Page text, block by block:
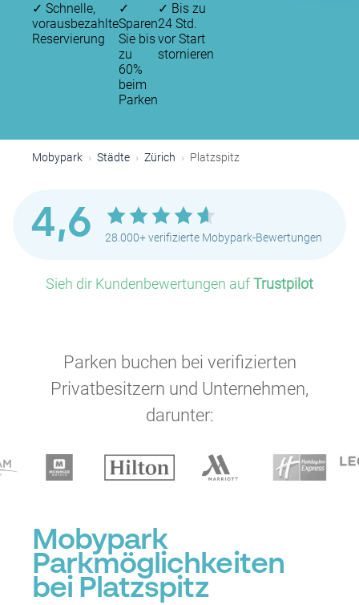
✓ Schnelle,
vorausbezahlte
Reservierung
✓
Sparen
Sie bis
zu
60%
beim
Parken
✓ Bis zu
24 Std.
vor Start
stornieren
Mobypark Städte Zürich Platzspitz
4,6 28.000+ verifizierte Mobypark-Bewertungen
Sieh dir Kundenbewertungen aufTrustpilot
Parken buchen bei verifizierten
Privatbesitzern und Unternehmen,
darunter:
Mobypark
Parkmöglichkeiten
bei Platzspitz